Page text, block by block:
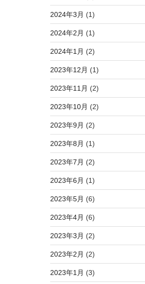
2024年3月 (1)
2024年2月 (1)
2024年1月 (2)
2023年12月 (1)
2023年11月 (2)
2023年10月 (2)
2023年9月 (2)
2023年8月 (1)
2023年7月 (2)
2023年6月 (1)
2023年5月 (6)
2023年4月 (6)
2023年3月 (2)
2023年2月 (2)
2023年1月 (3)